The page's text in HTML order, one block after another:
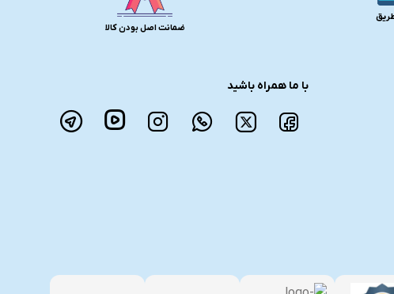
ضمانت اصل بودن کالا
با ما همراه باشید